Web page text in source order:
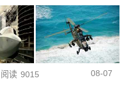
阅读 9015 08-07